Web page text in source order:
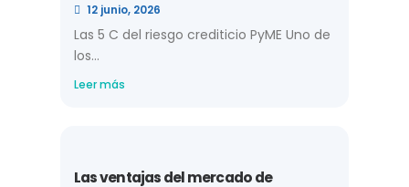
12 junio, 2026
Las 5 C del riesgo crediticio PyME Uno de
los...
Leer más
Las ventajas del mercado de